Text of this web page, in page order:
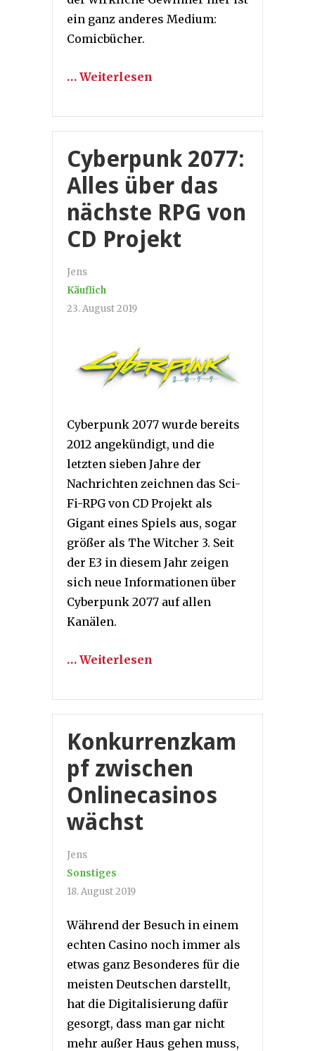
ein ganz anderes Medium:
Comicbücher.
… Weiterlesen
Cyberpunk 2077:
Alles über das
nächste RPG von
CD Projekt
Jens
Käuflich
23. August 2019
Cyberpunk 2077 wurde bereits
2012 angekündigt, und die
letzten sieben Jahre der
Nachrichten zeichnen das Sci-
Fi-RPG von CD Projekt als
Gigant eines Spiels aus, sogar
größer als The Witcher 3. Seit
der E3 in diesem Jahr zeigen
sich neue Informationen über
Cyberpunk 2077 auf allen
Kanälen.
… Weiterlesen
Konkurrenzkam
pf zwischen
Onlinecasinos
wächst
Jens
Sonstiges
18. August 2019
Während der Besuch in einem
echten Casino noch immer als
etwas ganz Besonderes für die
meisten Deutschen darstellt,
hat die Digitalisierung dafür
gesorgt, dass man gar nicht
mehr außer Haus gehen muss,